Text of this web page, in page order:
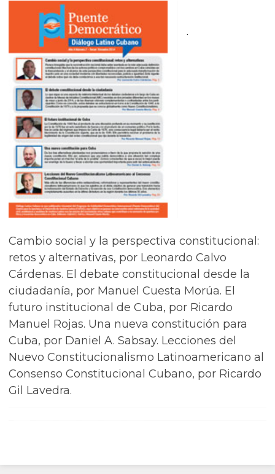
Cambio social y la perspectiva constitucional:
retos y alternativas, por Leonardo Calvo
Cárdenas. El debate constitucional desde la
ciudadanía, por Manuel Cuesta Morúa. El
futuro institucional de Cuba, por Ricardo
Manuel Rojas. Una nueva constitución para
Cuba, por Daniel A. Sabsay. Lecciones del
Nuevo Constitucionalismo Latinoamericano al
Consenso Constitucional Cubano, por Ricardo
Gil Lavedra.
.